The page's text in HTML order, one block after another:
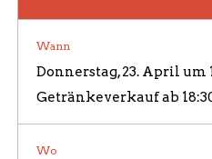
Wann
Donnerstag, 23. April um
Getränkeverkauf ab
Wo